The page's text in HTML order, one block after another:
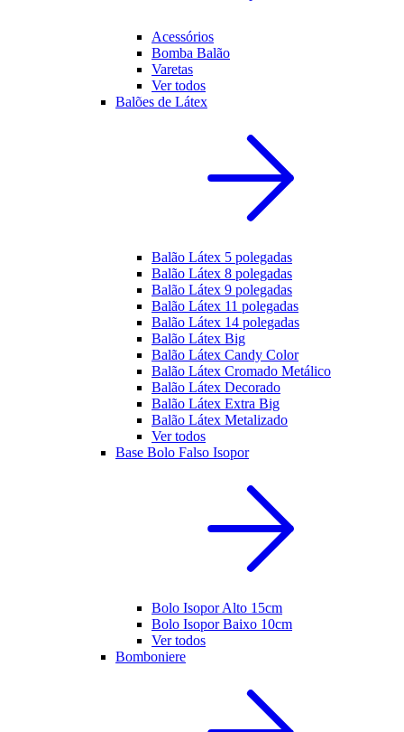
Acessórios
Bomba Balão
Varetas
Ver todos
Balões de Látex
Balão Látex 5 polegadas
Balão Látex 8 polegadas
Balão Látex 9 polegadas
Balão Látex 11 polegadas
Balão Látex 14 polegadas
Balão Látex Big
Balão Látex Candy Color
Balão Látex Cromado Metálico
Balão Látex Decorado
Balão Látex Extra Big
Balão Látex Metalizado
Ver todos
Base Bolo Falso Isopor
Bolo Isopor Alto 15cm
Bolo Isopor Baixo 10cm
Ver todos
Bomboniere